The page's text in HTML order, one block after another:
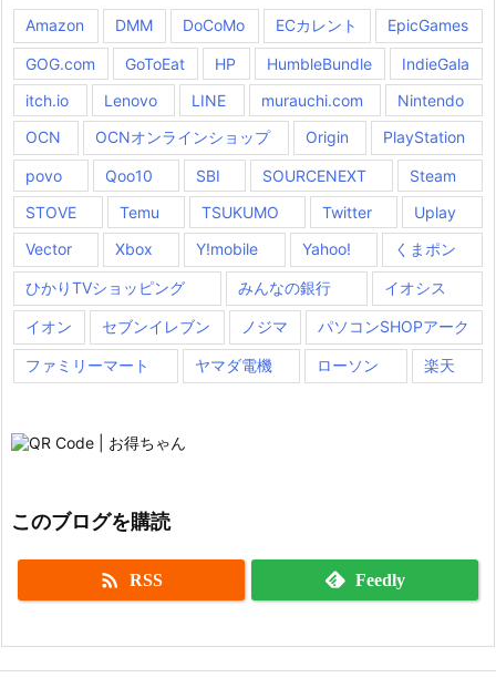
Amazon DMM DoCoMo ECカレント EpicGames
GOG.com GoToEat HP HumbleBundle
IndieGala
itch.io
Lenovo LINE murauchi.com
Nintendo
OCN
OCNオンラインショップ Origin PlayStation
povo Qoo10 SBI SOURCENEXT
Steam
STOVE
Temu TSUKUMO Twitter
Uplay
Vector
Xbox Y!mobile Yahoo! くまポン
ひかりTVショッピング みんなの銀行 イオシス
イオン セブンイレブン ノジマ パソコンSHOPアーク
ファミリーマート ヤマダ電機 ローソン 楽天
このブログを購読
 RSS Feedly